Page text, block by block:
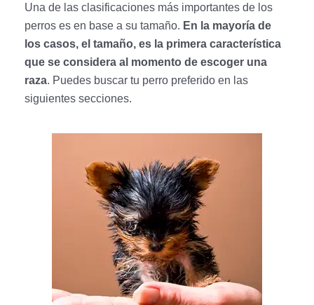
Una de las clasificaciones más importantes de los
perros es en base a su tamaño. En la mayoría de
los casos, el tamaño, es la primera característica
que se considera al momento de escoger una
raza. Puedes buscar tu perro preferido en las
siguientes secciones.